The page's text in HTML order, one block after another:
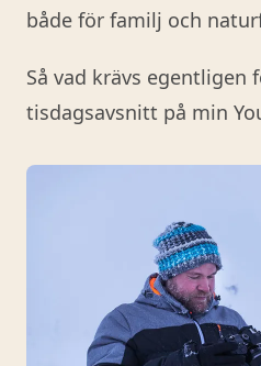
både för familj och
Så vad krävs egentligen
tisdagsavsnitt på min